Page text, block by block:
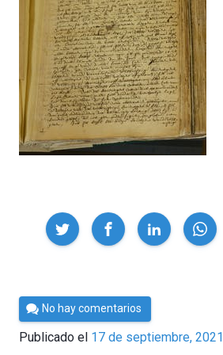
Compartir
Por
César
Tomé
No hay comentarios
Publicado el 17 de septiembre, 2021